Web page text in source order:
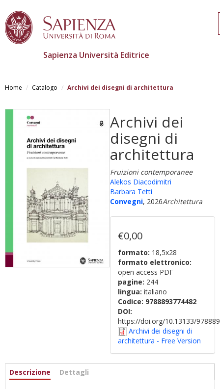
contenuto
Sapienza Università Editrice
Home Catalogo Archivi dei disegni di architettura
Archivi dei
disegni di
architettura
Fruizioni contemporanee
Alekos Diacodimitri
Barbara Tetti
Convegni, 2026Architettura
€0,00
formato: 18,5x28
formato elettronico:
open access PDF
pagine: 244
lingua: italiano
Codice: 9788893774482
DOI:
https://doi.org/10.13133/
Archivi dei disegni di
architettura - Free Version
Informazioni
Descrizione (scheda
Dettagli